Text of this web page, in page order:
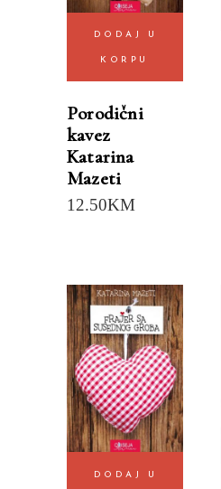
DODAJ U
KORPU
Porodični
kavez
Katarina
Mazeti
12.50KM
DODAJ U